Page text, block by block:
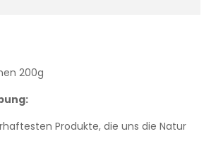
200g
Produkte, die uns die Natur